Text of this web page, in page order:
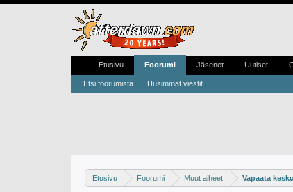
Etusivu Foorumi Muut aiheet Vapaata
Etusivu Foorumi
Etsi foorumista Uusimmat viestit
Jäsenet Uutiset